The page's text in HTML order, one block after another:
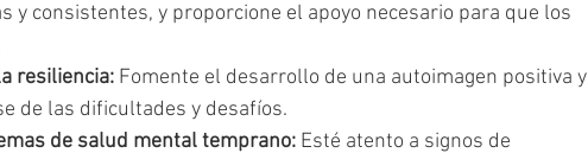
y consistentes, y proporcione el apoyo necesario para que los
resiliencia: Fomente el desarrollo de una autoimagen positiva y
de las dificultades y desafíos.
de salud mental temprano: Esté atento a signos de